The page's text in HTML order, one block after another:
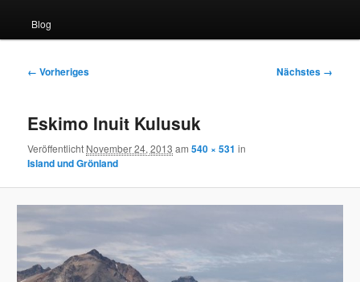
Blog
Bilder-
← Vorheriges Nächstes →
Eskimo Inuit Kulusuk
Veröffentlicht November 24, 2013 am540 × 531 in
Island und Grönland